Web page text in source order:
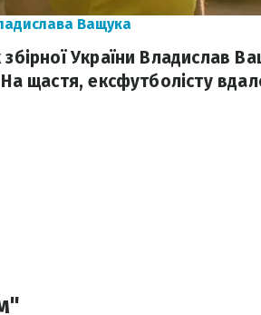
Ващука
України Владислав
щастя, ексфутболісту